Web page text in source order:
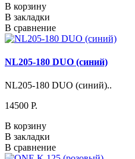
В корзину
В закладки
В сравнение
NL205-180 DUO (синий)
NL205-180 DUO (синий)..
14500 P.
В корзину
В закладки
В сравнение